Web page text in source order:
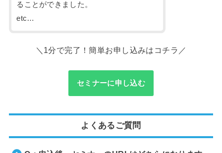
ることができました。
etc…
＼1分で完了！簡単お申し込みはコチラ／
セミナーに申し込む
よくあるご質問